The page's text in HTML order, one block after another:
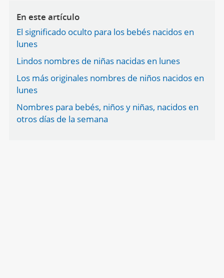
En este artículo
El significado oculto para los bebés nacidos en
lunes
Lindos nombres de niñas nacidas en lunes
Los más originales nombres de niños nacidos en
lunes
Nombres para bebés, niños y niñas, nacidos en
otros días de la semana